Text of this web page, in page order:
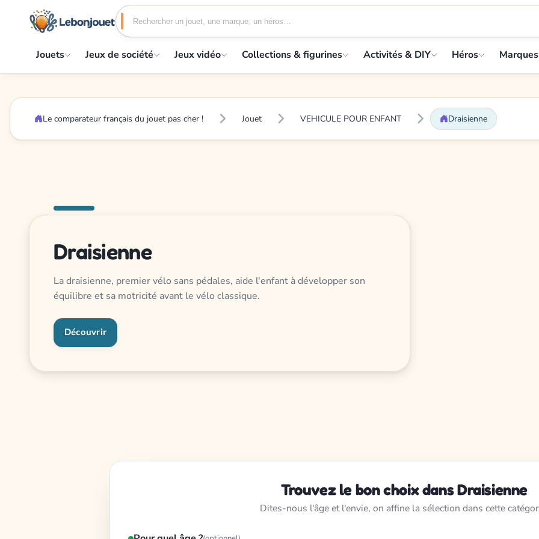
Jouets Jeux de société Jeux vidéo Collections & figurines Activités & DIY Héros Marques
Le comparateur français du jouet pas cher ! Jouet VEHICULE POUR ENFANT Draisienne
Draisienne
La draisienne, premier vélo sans pédales, aide l'enfant à développer son
équilibre et sa motricité avant le vélo classique.
Découvrir
Trouvez le bon choix dans Draisienne
Dites-nous l'âge et l'envie, on affine la sélection dans cette